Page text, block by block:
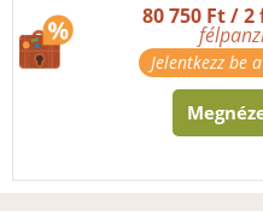
80 750 Ft /
Jelentkezz be